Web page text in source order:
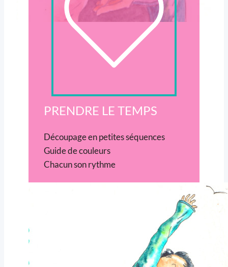
PRENDRE LE TEMPS
Découpage en petites séquences
Guide de couleurs
Chacun son rythme